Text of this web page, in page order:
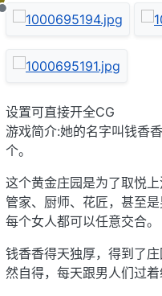
离线
设置可直接开全CG
游戏简介:她的名字叫钱香
个。
这个黄金庄园是为了取悦
管家、厨师、花匠，甚至
每个女人都可以任意交合。
钱香香得天独厚，得到了
然自得，每天跟男人们过